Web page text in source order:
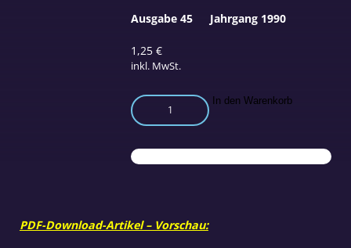
1,25€
inkl. MwSt.
Paracelsus
und
Immunsystem
Menge
In den Warenkorb
Ausgabe 45 Jahrgang 1990
PDF-Download-Artikel – Vorschau: